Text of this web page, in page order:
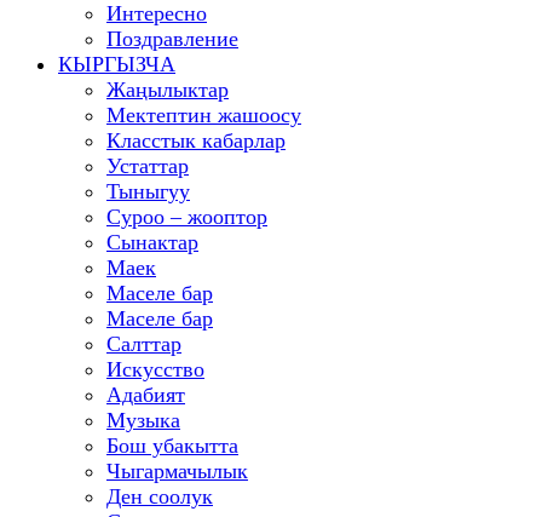
Интересно
Поздравление
КЫРГЫЗЧА
Жаңылыктар
Мектептин жашоосу
Класстык кабарлар
Устаттар
Тыныгуу
Суроо – жооптор
Сынактар
Маек
Маселе бар
Маселе бар
Салттар
Искусство
Адабият
Музыка
Бош убакытта
Чыгармачылык
Ден соолук